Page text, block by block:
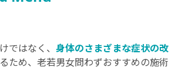
ではなく、 身体のさまざまな症状の改
ため、老若男女問わずおすすめの施術